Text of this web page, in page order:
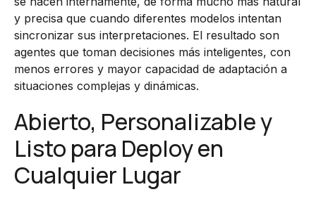
y precisa que cuando diferentes modelos intentan
sincronizar sus interpretaciones. El resultado son
agentes que toman decisiones más inteligentes, con
menos errores y mayor capacidad de adaptación a
situaciones complejas y dinámicas.
Abierto, Personalizable y
Listo para Deploy en
Cualquier Lugar